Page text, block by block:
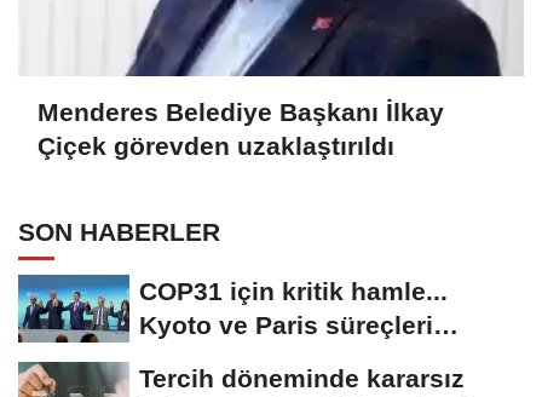
Menderes Belediye Başkanı İlkay
Çiçek görevden uzaklaştırıldı
SON HABERLER
COP31 için kritik hamle...
Kyoto ve Paris süreçleri
Tercih döneminde kararsız